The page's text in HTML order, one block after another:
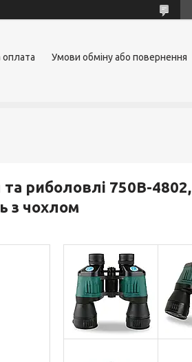
оплата Умови обміну або повернення
риболовлі 750B-4802,
з чохлом